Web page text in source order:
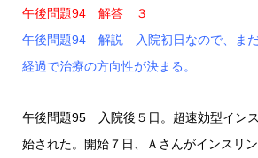
午後問題94 解答 ３
午後問題94 解説 入院初日なので、ま
経過で治療の方向性が決まる。
午後問題95 入院後５日。超速効型イン
始された。開始７日、Ａさんがインスリ